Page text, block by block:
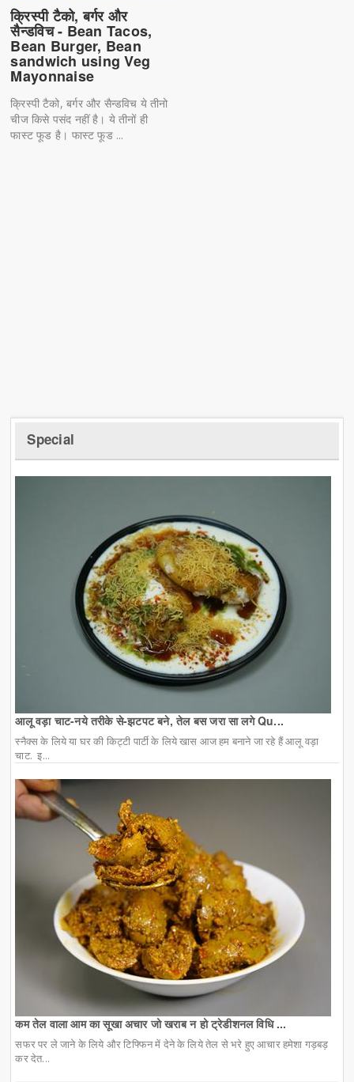
क्रिस्पी टैको, बर्गर और
सैन्डविच - Bean Tacos,
Bean Burger, Bean
sandwich using Veg
Mayonnaise
क्रिस्पी टैको, बर्गर और सैन्डविच ये तीनो
चीज किसे पसंद नहीं है। ये तीनों ही
फास्ट फूड है। फास्ट फूड ...
Special
आलू वड़ा चाट-नये तरीके से-झटपट बने, तेल बस जरा सा लगे Qu...
स्नैक्स के लिये या घर की किट्टी पार्टी के लिये खास आज हम बनाने जा रहे हैं आलू वड़ा
चाट. इ...
कम तेल वाला आम का सूखा अचार जो खराब न हो ट्रेडीशनल विधि ...
सफर पर ले जाने के लिये और टिफ्फिन में देने के लिये तेल से भरे हुए आचार हमेशा गड़बड़
कर देत...